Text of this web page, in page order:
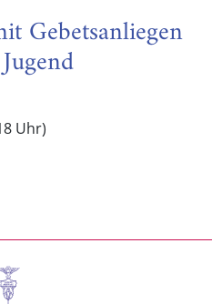
Gebetsanliegen
Uhr)